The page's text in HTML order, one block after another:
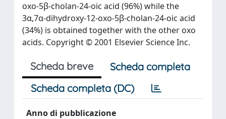
oxo-5β-cholan-24-oic acid (96%) while the
3α,7α-dihydroxy-12-oxo-5β-cholan-24-oic acid
(34%) is obtained together with the other oxo
acids. Copyright © 2001 Elsevier Science Inc.
Scheda breve
Scheda completa
Scheda completa (DC)
Anno di pubblicazione